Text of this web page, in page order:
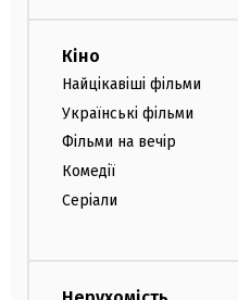
Кіно
Найцікавіші фільми
Українські фільми
Фільми на вечір
Комедії
Серіали